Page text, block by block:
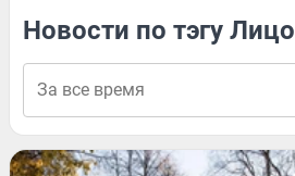
Новости по тэгу Лицо